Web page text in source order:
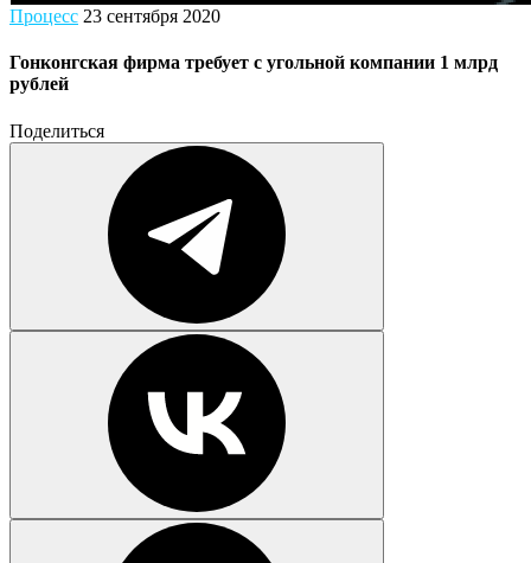
Процесс 23 сентября 2020
Гонконгская фирма требует с угольной компании 1 млрд
рублей
Поделиться